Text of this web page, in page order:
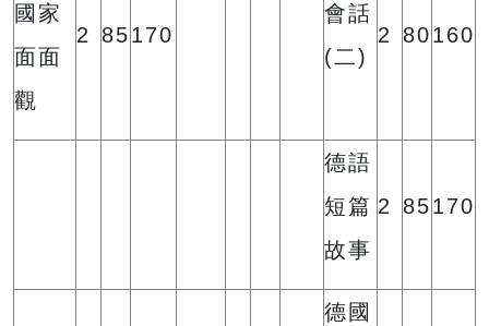
國家
面面
觀
2 85170
會話
(二)
2 80160
德語
短篇
故事
2 85170
德國